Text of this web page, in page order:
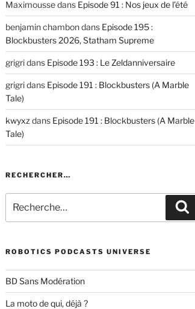
Maximoussedans Episode 91 : Nos jeux de l’été
benjamin chambondans Episode 195 :
Blockbusters 2026, Statham Supreme
grigridans Episode 193 : Le Zeldanniversaire
grigridans Episode 191 : Blockbusters (A Marble
Tale)
kwyxz dans Episode 191 : Blockbusters (A Marble
Tale)
RECHERCHER…
pour
:
ROBOTICS PODCASTS UNIVERSE
BD Sans Modération
La moto de qui, déjà ?